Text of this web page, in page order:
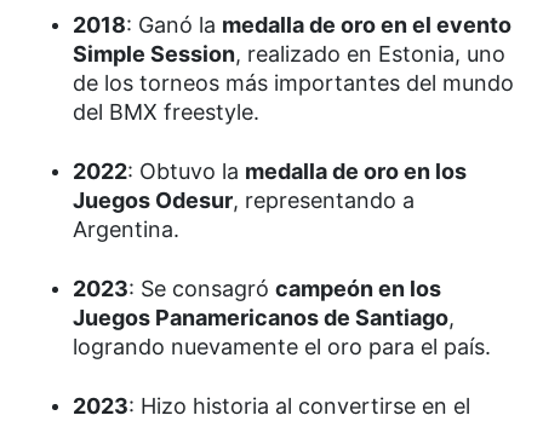
2018: Ganó la medalla de oro en el evento
Simple Session, realizado en Estonia, uno
de los torneos más importantes del mundo
del BMX freestyle.
2022: Obtuvo la medalla de oro en los
Juegos Odesur, representando a
Argentina.
2023: Se consagró campeón en los
Juegos Panamericanos de Santiago,
logrando nuevamente el oro para el país.
2023: Hizo historia al convertirse en el